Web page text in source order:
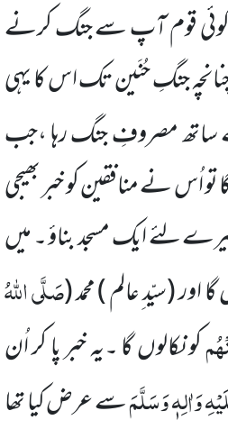
کوئی قوم آپ سے جنگ کرنے
جنگِ حُنَین تک اس کا یہی
مصروفِ جنگ رہا ،جب
اُس نے منافقین کو خبر بھیجی
لئے ایک مسجد بناؤ ۔ میں
(سیّد ِعالم ) محمد (صَلَّی اللہُ
کو نکالوں گا ۔یہ خبر پا کر اُن
وَاٰلِہٖ وَسَلَّمَسے عرض کیا تھا